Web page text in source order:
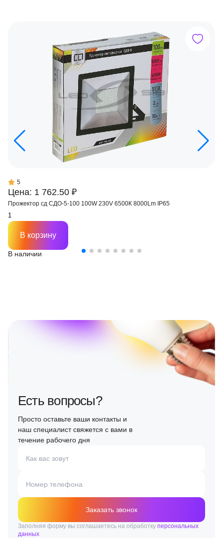
Цена: 1 762.50 ₽
5
Прожектор сд СДО-5-100 100W 230V 6500К 8000Lm IP65
В наличии
В корзину
Есть вопросы?
Просто оставьте ваши контакты и
наш специалист свяжется с вами в
течение рабочего дня
Как вас зовут
Номер телефона
Заказать звонок
Заполняя форму вы соглашаетесь на обработку персональных
данных